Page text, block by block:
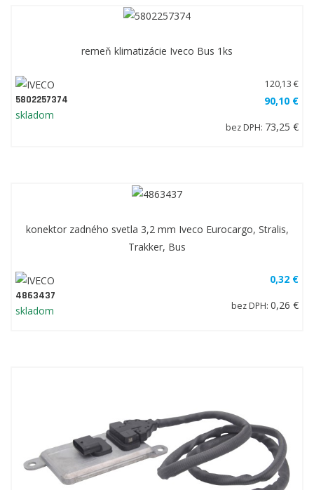
remeň klimatizácie Iveco Bus 1ks
5802257374
skladom
120,13 €
90,10 €
bez DPH: 73,25 €
konektor zadného svetla 3,2 mm Iveco Eurocargo, Stralis,
Trakker, Bus
4863437
skladom
0,32 €
bez DPH: 0,26 €